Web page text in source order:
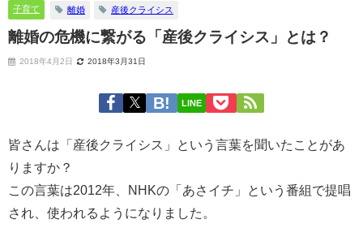
子育て 離婚 産後クライシス
離婚の危機に繋がる「産後クライシス」とは？
2018年4月2日 2018年3月31日
LINE
皆さんは「産後クライシス」という言葉を聞いたことがあ
りますか？
この言葉は2012年、NHKの「あさイチ」という番組で提唱
され、使われるようになりました。